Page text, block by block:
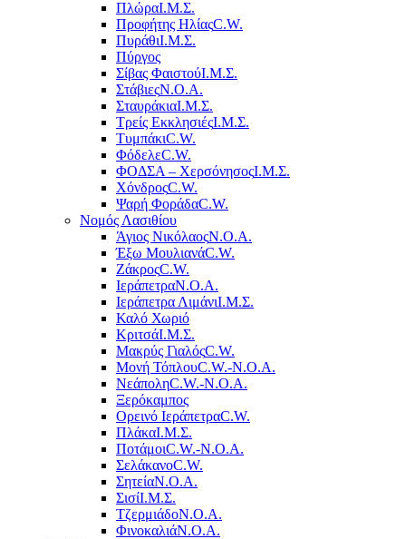
ΠλώραΙ.Μ.Σ.
Προφήτης ΗλίαςC.W.
ΠυράθιΙ.Μ.Σ.
Πύργος
Σίβας ΦαιστούΙ.Μ.Σ.
ΣτάβιεςΝ.Ο.Α.
ΣταυράκιαΙ.Μ.Σ.
Τρείς ΕκκλησιέςΙ.Μ.Σ.
ΤυμπάκιC.W.
ΦόδελεC.W.
ΦΟΔΣΑ – ΧερσόνησοςΙ.Μ.Σ.
ΧόνδροςC.W.
Ψαρή ΦοράδαC.W.
Νομός Λασιθίου
Άγιος ΝικόλαοςΝ.Ο.Α.
Έξω ΜουλιανάC.W.
ΖάκροςC.W.
ΙεράπετραΝ.Ο.Α.
Ιεράπετρα ΛιμάνιΙ.Μ.Σ.
Καλό Χωριό
ΚριτσάΙ.Μ.Σ.
Μακρύς ΓιαλόςC.W.
Μονή ΤόπλουC.W.-Ν.Ο.Α.
ΝεάποληC.W.-Ν.Ο.Α.
Ξερόκαμπος
Ορεινό ΙεράπετραC.W.
ΠλάκαΙ.Μ.Σ.
ΠοτάμοιC.W.-Ν.Ο.Α.
ΣελάκανοC.W.
ΣητείαΝ.Ο.Α.
ΣισίΙ.Μ.Σ.
ΤζερμιάδοΝ.Ο.Α.
ΦινοκαλιάΝ.Ο.Α.